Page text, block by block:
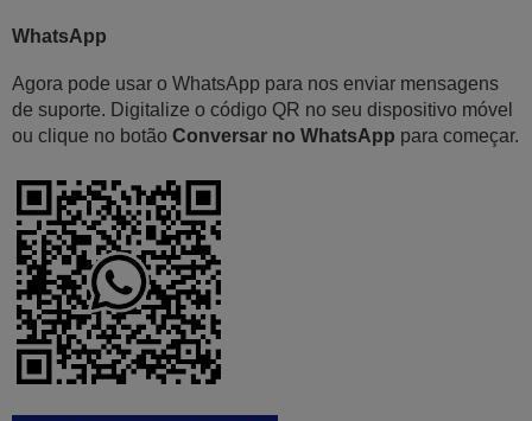
WhatsApp
Agora pode usar o WhatsApp para nos enviar mensagens
de suporte. Digitalize o código QR no seu dispositivo móvel
ou clique no botão Conversar no WhatsApp para começar.